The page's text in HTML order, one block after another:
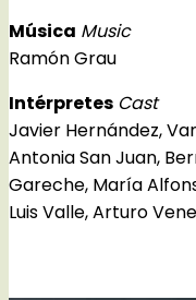
Música Music
Ramón Grau
Intérpretes Cast
Javier Hernández,
Antonia San Juan,
Gareche, María
Luis Valle, Arturo